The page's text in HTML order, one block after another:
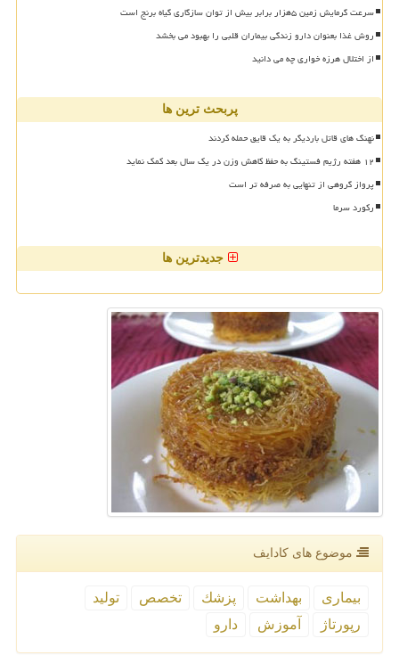
سرعت گرمایش زمین ۵هزار برابر بیش از توان سازگاری گیاه برنج است
روش غذا بعنوان دارو زندگی بیماران قلبی را بهبود می بخشد
از اختلال هرزه خواری چه می دانید
پربحث ترین ها
نهنگ های قاتل باردیگر به یک قایق حمله کردند
۱۲ هفته رژیم فستینگ به حفظ کاهش وزن در یک سال بعد کمک نماید
پرواز گروهی از تنهایی به صرفه تر است
رکورد سرما
جدیدترین ها
موضوع های كادایف
بیماری بهداشت پزشك تخصص
تولید
رپورتاژ
آموزش دارو